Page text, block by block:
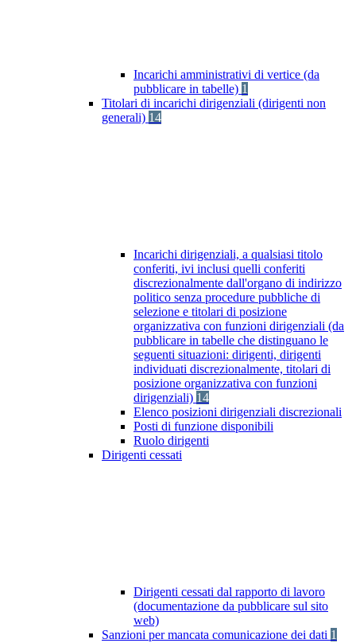
Incarichi amministrativi di vertice (da
pubblicare in tabelle) 1
Titolari di incarichi dirigenziali (dirigenti non
generali) 14
Incarichi dirigenziali, a qualsiasi titolo
conferiti, ivi inclusi quelli conferiti
discrezionalmente dall'organo di indirizzo
politico senza procedure pubbliche di
selezione e titolari di posizione
organizzativa con funzioni dirigenziali (da
pubblicare in tabelle che distinguano le
seguenti situazioni: dirigenti, dirigenti
individuati discrezionalmente, titolari di
posizione organizzativa con funzioni
dirigenziali) 14
Elenco posizioni dirigenziali discrezionali
Posti di funzione disponibili
Ruolo dirigenti
Dirigenti cessati
Dirigenti cessati dal rapporto di lavoro
(documentazione da pubblicare sul sito
web)
Sanzioni per mancata comunicazione dei dati 1